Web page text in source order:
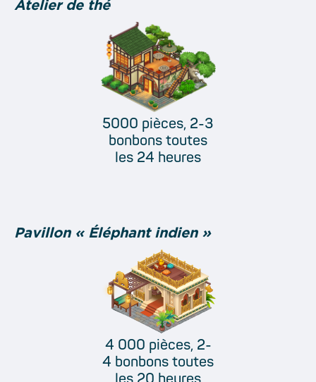
Atelier de thé
5000 pièces, 2-3
bonbons toutes
les 24 heures
Pavillon « Éléphant indien »
4 000 pièces, 2-
4 bonbons toutes